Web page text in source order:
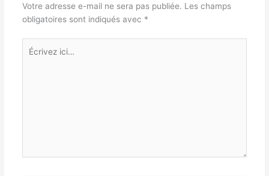
Votre adresse e-mail ne sera pas publiée. Les champs
obligatoires sont indiqués avec *
Écrivez
ici…